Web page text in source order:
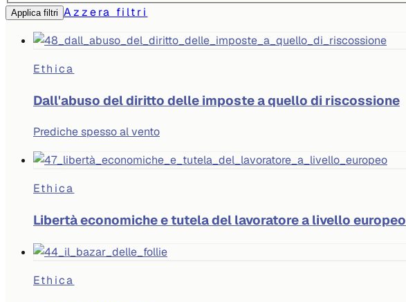
Applica filtri Azzera filtri
Ethica
Dall'abuso del diritto delle imposte a quello di riscossione
Prediche spesso al vento
Ethica
Libertà economiche e tutela del lavoratore a livello europeo
Ethica